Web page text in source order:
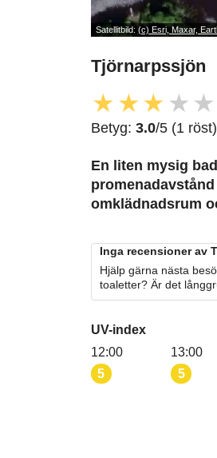
Satellitbild: (c) Esri, Maxar,
Tjörnarpssjön
★ ★★ ★ ★
Betyg: 3.0/5 (1 röst)
En liten mysig
omklädnadsrum
Inga recensioner av
Hjälp gärna nästa
toaletter? Är det
UV-index
12:00
5
13:00
5